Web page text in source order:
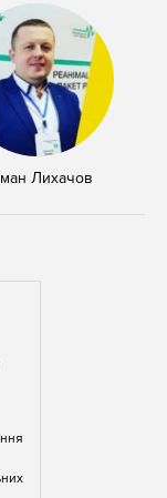
Лихачов